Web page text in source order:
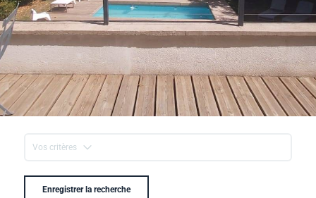
Vos critères
Enregistrer la recherche